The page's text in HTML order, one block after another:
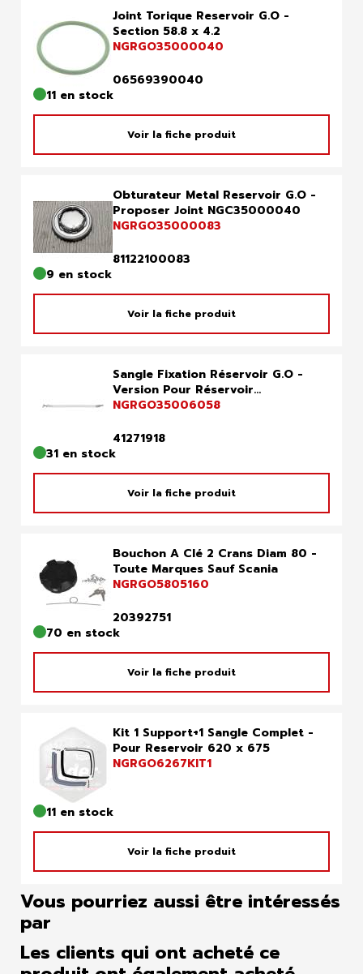
Joint Torique Reservoir G.O -
Section 58.8 x 4.2
NGRGO35000040
06569390040
11 en stock
Voir la fiche produit
Obturateur Metal Reservoir G.O -
Proposer Joint NGC35000040
NGRGO35000083
81122100083
9 en stock
Voir la fiche produit
Sangle Fixation Réservoir G.O -
Version Pour Réservoir...
NGRGO35006058
41271918
31 en stock
Voir la fiche produit
Bouchon A Clé 2 Crans Diam 80 -
Toute Marques Sauf Scania
NGRGO5805160
20392751
70 en stock
Voir la fiche produit
Kit 1 Support+1 Sangle Complet -
Pour Reservoir 620 x 675
NGRGO6267KIT1
11 en stock
Voir la fiche produit
Vous pourriez aussi être intéressés
par
Les clients qui ont acheté ce